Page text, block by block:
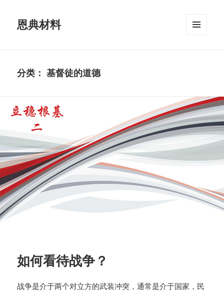
恩典材料
分类：基督徒的道德
如何看待战争？
战争是介于两个对立方的武装冲突，通常是介于国家，民